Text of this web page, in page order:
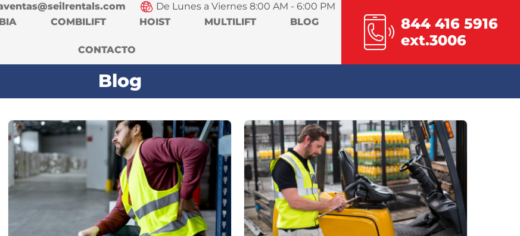
844 416 5916
ext.3006
De Lunes a Viernes 8:00 AM - 6:00 PM
COMBILIFT HOIST MULTILIFT BLOG
CONTACTO
Blog